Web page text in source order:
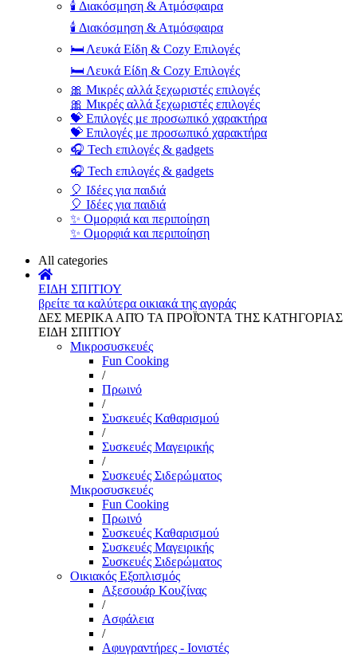
🕯️ Διακόσμηση & Ατμόσφαιρα
🕯️ Διακόσμηση & Ατμόσφαιρα
🛏️ Λευκά Είδη & Cozy Επιλογές
🛏️ Λευκά Είδη & Cozy Επιλογές
🎀 Μικρές αλλά ξεχωριστές επιλογές
🎀 Μικρές αλλά ξεχωριστές επιλογές
💝 Επιλογές με προσωπικό χαρακτήρα
💝 Επιλογές με προσωπικό χαρακτήρα
🎧 Tech επιλογές & gadgets
🎧 Tech επιλογές & gadgets
🎈 Ιδέες για παιδιά
🎈 Ιδέες για παιδιά
✨ Ομορφιά και περιποίηση
✨ Ομορφιά και περιποίηση
All categories
ΕΙΔΗ ΣΠΙΤΙΟΥ
βρείτε τα καλύτερα οικιακά της αγοράς
ΔΕΣ ΜΕΡΙΚΑ ΑΠΌ ΤΑ ΠΡΟΪΌΝΤΑ ΤΗΣ ΚΑΤΗΓΟΡΙΑΣ
ΕΙΔΗ ΣΠΙΤΙΟΥ
Μικροσυσκευές
Fun Cooking
/
Πρωινό
/
Συσκευές Καθαρισμού
/
Συσκευές Μαγειρικής
/
Συσκευές Σιδερώματος
Μικροσυσκευές
Fun Cooking
Πρωινό
Συσκευές Καθαρισμού
Συσκευές Μαγειρικής
Συσκευές Σιδερώματος
Οικιακός Εξοπλισμός
Αξεσουάρ Κουζίνας
/
Ασφάλεια
/
Αφυγραντήρες - Ιονιστές